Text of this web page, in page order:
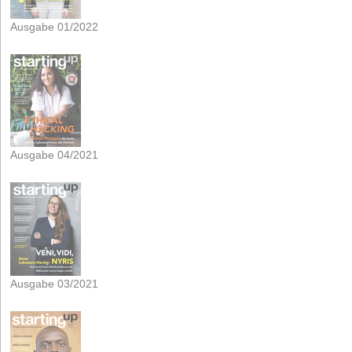
Ausgabe 01/2022
Ausgabe 04/2021
Ausgabe 03/2021